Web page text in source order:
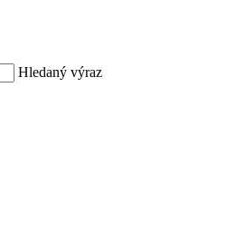
Hledaný výraz